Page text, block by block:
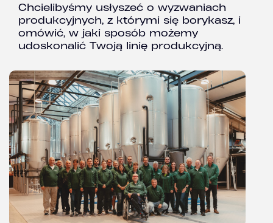
Chcielibyśmy usłyszeć o wyzwaniach
produkcyjnych, z którymi się borykasz, i
omówić, w jaki sposób możemy
udoskonalić Twoją linię produkcyjną.